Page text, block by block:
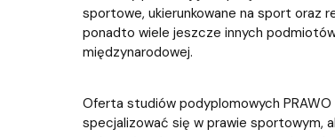
sportowe, ukierunkowane na sport oraz
ponadto wiele jeszcze innych
międzynarodowej.
Oferta studiów podyplomowych PRAWO
specjalizować się w prawie sportowym,